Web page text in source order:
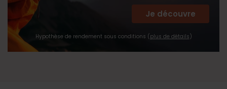
Hypothèse de rendement sous conditions ( plus de détails )
Je découvre